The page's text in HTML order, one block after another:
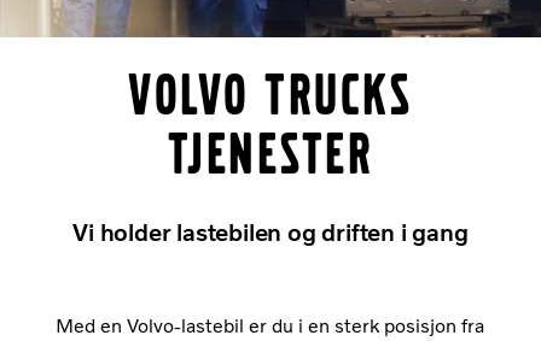
Volvo Trucks
tjenester
Vi holder lastebilen og driften i gang
Med en Volvo-lastebil er du i en sterk posisjon fra